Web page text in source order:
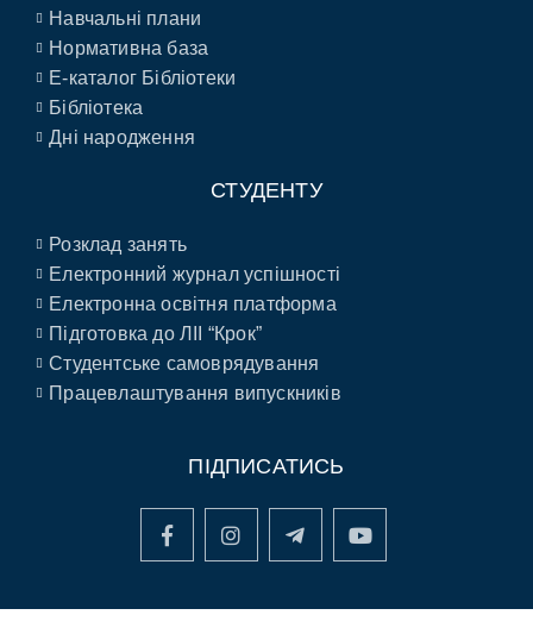
Навчальні плани
Нормативна база
E-каталог Бібліотеки
Бібліотека
Дні народження
СТУДЕНТУ
Розклад занять
Електронний журнал успішності
Електронна освітня платформа
Підготовка до ЛІІ “Крок”
Студентське самоврядування
Працевлаштування випускників
ПІДПИСАТИСЬ